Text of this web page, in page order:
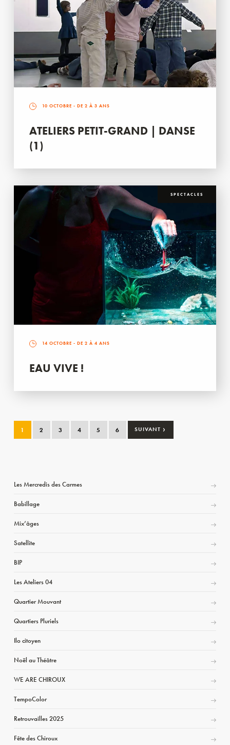
10 OCTOBRE - DE 2 À 3 ANS
ATELIERS PETIT-GRAND | DANSE
(1)
SPECTACLES
14 OCTOBRE - DE 2 À 4 ANS
EAU VIVE !
1 2 3 4 5 6 SUIVANT ›
Les Mercredis des Carmes
Babillage
Mix’âges
Satellite
BIP
Les Ateliers 04
Quartier Mouvant
Quartiers Pluriels
Ilo citoyen
Noël au Théâtre
WE ARE CHIROUX
TempoColor
Retrouvailles 2025
Fête des Chiroux